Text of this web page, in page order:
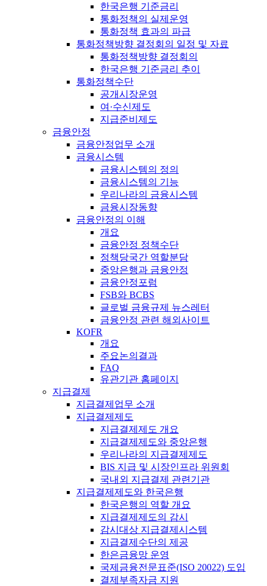
한국은행 기준금리
통화정책의 실제운영
통화정책 효과의 파급
통화정책방향 결정회의 일정 및 자료
통화정책방향 결정회의
한국은행 기준금리 추이
통화정책수단
공개시장운영
여·수신제도
지급준비제도
금융안정
금융안정업무 소개
금융시스템
금융시스템의 정의
금융시스템의 기능
우리나라의 금융시스템
금융시장동향
금융안정의 이해
개요
금융안정 정책수단
정책당국간 역할분담
중앙은행과 금융안정
금융안정포럼
FSB와 BCBS
글로벌 금융규제 뉴스레터
금융안정 관련 해외사이트
KOFR
개요
주요논의결과
FAQ
유관기관 홈페이지
지급결제
지급결제업무 소개
지급결제제도
지급결제제도 개요
지급결제제도와 중앙은행
우리나라의 지급결제제도
BIS 지급 및 시장인프라 위원회
국내외 지급결제 관련기관
지급결제제도와 한국은행
한국은행의 역할 개요
지급결제제도의 감시
감시대상 지급결제시스템
지급결제수단의 제공
한은금융망 운영
국제금융전문표준(ISO 20022) 도입
결제부족자금 지원